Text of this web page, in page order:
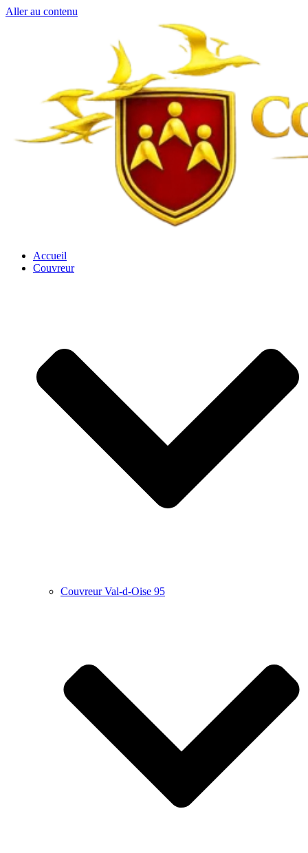
Aller au contenu
Accueil
Couvreur
Couvreur Val-d-Oise 95